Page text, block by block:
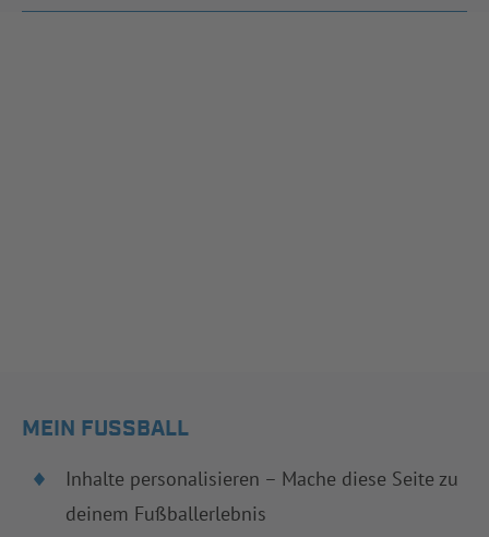
MEIN FUSSBALL
Inhalte personalisieren – Mache diese Seite zu
deinem Fußballerlebnis